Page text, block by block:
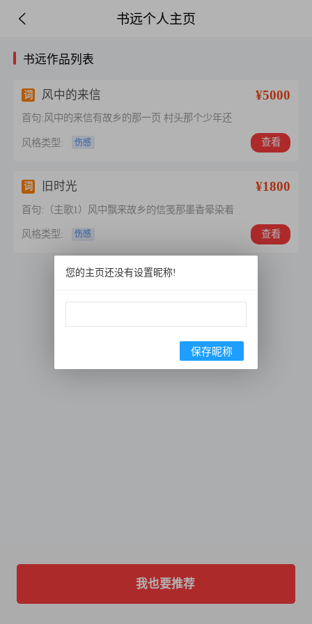
书远个人主页
书远作品列表
词 风中的来信 ¥5000
首句:风中的来信有故乡的那一页 村头那个少年还
风格类型: 伤感 查看
词 旧时光 ¥1800
首句:（主歌1）风中飘来故乡的信笺那墨香晕染着
风格类型: 伤感 查看
我也要推荐
您的主页还没有设置昵称!
保存昵称